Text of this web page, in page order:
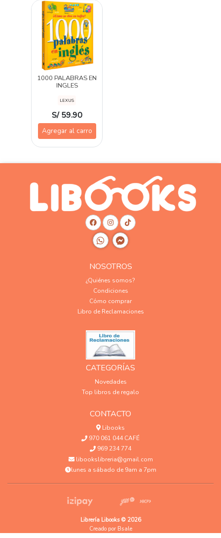
1000 PALABRAS EN
INGLES
LEXUS
S/ 59.90
Agregar al carro
NOSOTROS
¿Quiénes somos?
Condiciones
Cómo comprar
Libro de Reclamaciones
CATEGORÍAS
Novedades
Top libros de regalo
CONTACTO
Libooks
970 061 044 CAFÉ
969 234 774
libookslibreria@gmail.com
lunes a sábado de 9am a 7pm
Librería Libooks © 2026
Creado por Bsale